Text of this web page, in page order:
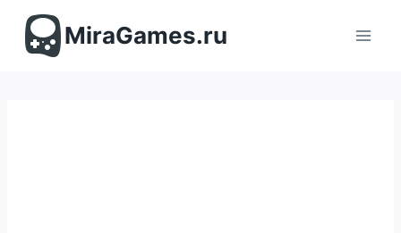
содержимомуMiraGames.ru